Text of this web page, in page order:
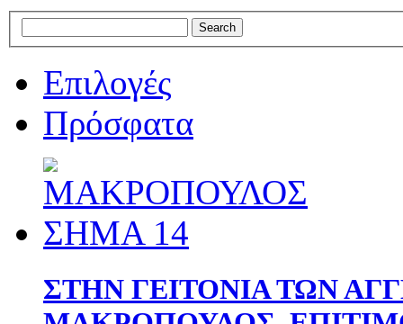
Επιλογές
Πρόσφατα
ΣΤΗΝ ΓΕΙΤΟΝΙΑ ΤΩΝ